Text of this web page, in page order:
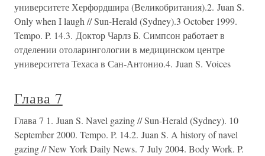
университете Херфордшира (Великобритания).2. Juan S.
Only when I laugh // Sun-Herald (Sydney).3 October 1999.
Tempo. P. 14.3. Доктор Чарлз Б. Симпсон работает в
отделении отоларингологии в медицинском центре
университета Техаса в Сан-Антонио.4. Juan S. Voices
Глава 7
Глава 7 1. Juan S. Navel gazing // Sun-Herald (Sydney). 10
September 2000. Tempo. P. 14.2. Juan S. A history of navel
gazing // New York Daily News. 7 July 2004. Body Work. P.